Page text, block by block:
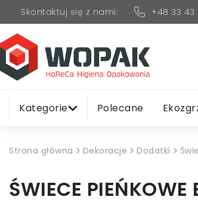
Skontaktuj się z nami: +48 33 43
Kategorie Polecane
Strona główna Dekoracje Dodatki
ŚWIECE